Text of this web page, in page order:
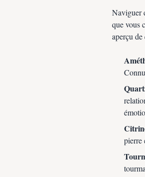
Naviguer
que vous
aperçu
pierre